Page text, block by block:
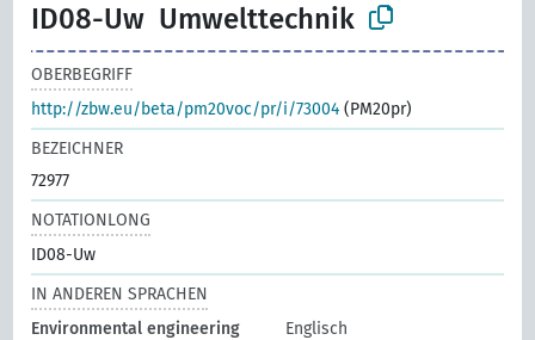
ID08-Uw Umwelttechnik
OBERBEGRIFF
http://zbw.eu/beta/pm20voc/pr/i/73004 (PM20pr)
BEZEICHNER
72977
NOTATIONLONG
ID08-Uw
IN ANDEREN SPRACHEN
Environmental engineering
Englisch